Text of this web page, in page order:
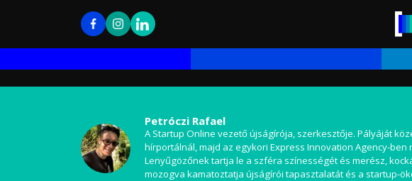
Petróczi Rafael
A Startup Online vezető újságírója, szerkesztője. Pályáját
hírportálnál, majd az egykori Express Innovation Agency-
Lenyűgözőnek tartja le a szféra színességét és merész,
mozogva kamatoztatja újságírói tapasztalatát és a startup-